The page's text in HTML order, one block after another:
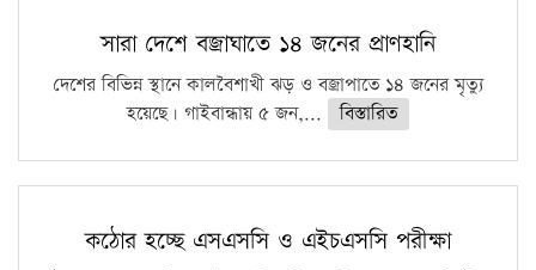
সারা দেশে বজ্রাঘাতে ১৪ জনের প্রাণহানি
দেশের বিভিন্ন স্থানে কালবৈশাখী ঝড় ও বজ্রাপাতে ১৪ জনের মৃত্যু
হয়েছে। গাইবান্ধায় ৫ জন,...
বিস্তারিত
কঠোর হচ্ছে এসএসসি ও এইচএসসি পরীক্ষা